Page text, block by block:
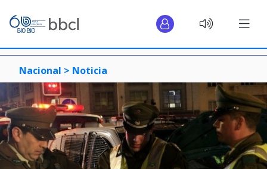
Nacional > Noticia